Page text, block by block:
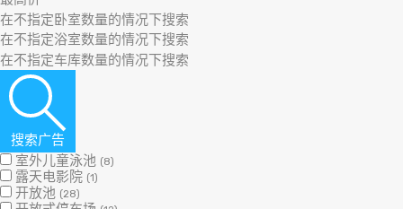
搜索广告
室外儿童泳池 (8)
露天电影院 (1)
开放池 (28)